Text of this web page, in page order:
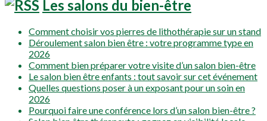
Les salons du bien-être
Comment choisir vos pierres de lithothérapie sur un stand
Déroulement salon bien être : votre programme type en
2026
Comment bien préparer votre visite d’un salon bien-être
Le salon bien être enfants : tout savoir sur cet événement
Quelles questions poser à un exposant pour un soin en
2026
Pourquoi faire une conférence lors d’un salon bien-être ?